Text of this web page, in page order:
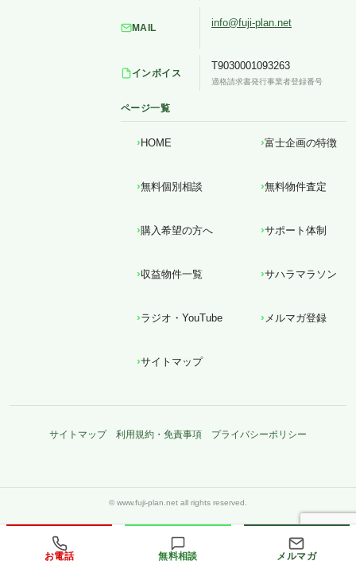
お電話 無料相談 メルマガ
MAIL info@fuji-plan.net
インボイス
T9030001093263
適格請求書発行事業者登録番号
ページ一覧
HOME 富士企画の特徴
無料個別相談 無料物件査定
購入希望の方へ サポート体制
収益物件一覧 サハラマラソン
ラジオ・YouTube メルマガ登録
サイトマップ
サイトマップ 利用規約・免責事項 プライバシーポリシー